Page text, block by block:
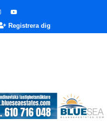
Registrera dig